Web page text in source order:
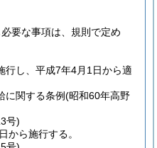
要な事項は、規則で定め
行し、平成7年4月1日から適
に関する条例(昭和60年高野
号)
から施行する。